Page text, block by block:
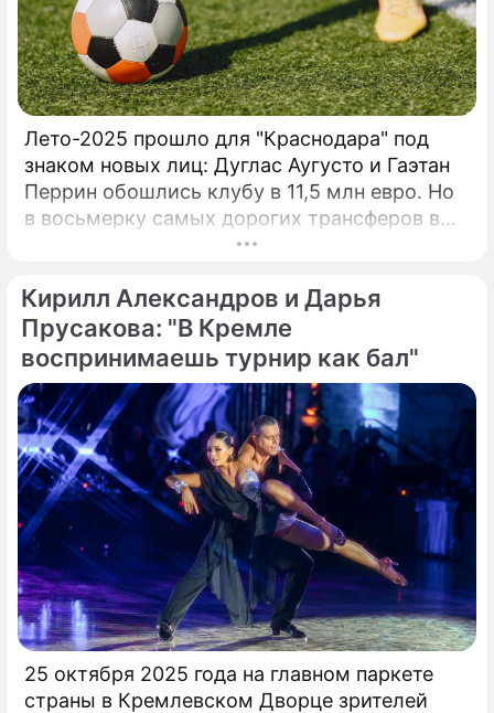
раз Кубок Кремля расширяет свою
деятельность и проводится под эгидой
Евро-Азиатского Танцевального Совета
(ЕАDC), который с 2019 года объединил 15
стран, и сразу же в октябре этого года
провел первые чемпионаты в Китае (г.
Лето-2025 прошло для "Краснодара" под
знаком новых лиц: Дуглас Аугусто и Гаэтан
Перрин обошлись клубу в 11,5 млн евро. Но
в восьмерку самых дорогих трансферов в
истории "быков" эти сделки даже не попали.
действительно выкладывали внушительные
суммы.
Кирилл Александров и Дарья
Прусакова: "В Кремле
воспринимаешь турнир как бал"
25 октября 2025 года на главном паркете
страны в Кремлевском Дворце зрителей